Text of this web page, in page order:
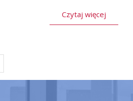
Czytaj więcej